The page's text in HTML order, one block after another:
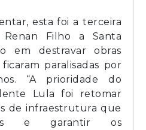
esta foi a terceira
Filho a Santa
em destravar obras
paralisadas por
“A prioridade do
Lula foi retomar
de infraestrutura que
e garantir os